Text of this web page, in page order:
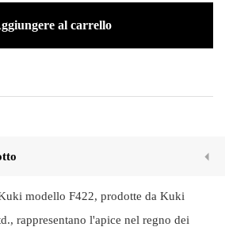
al carrello
modello F422, prodotte da Kuki
rappresentano l'apice nel regno dei